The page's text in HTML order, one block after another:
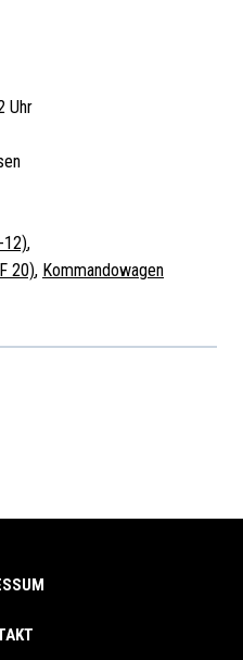
Uhr
12),
20), Kommandowagen